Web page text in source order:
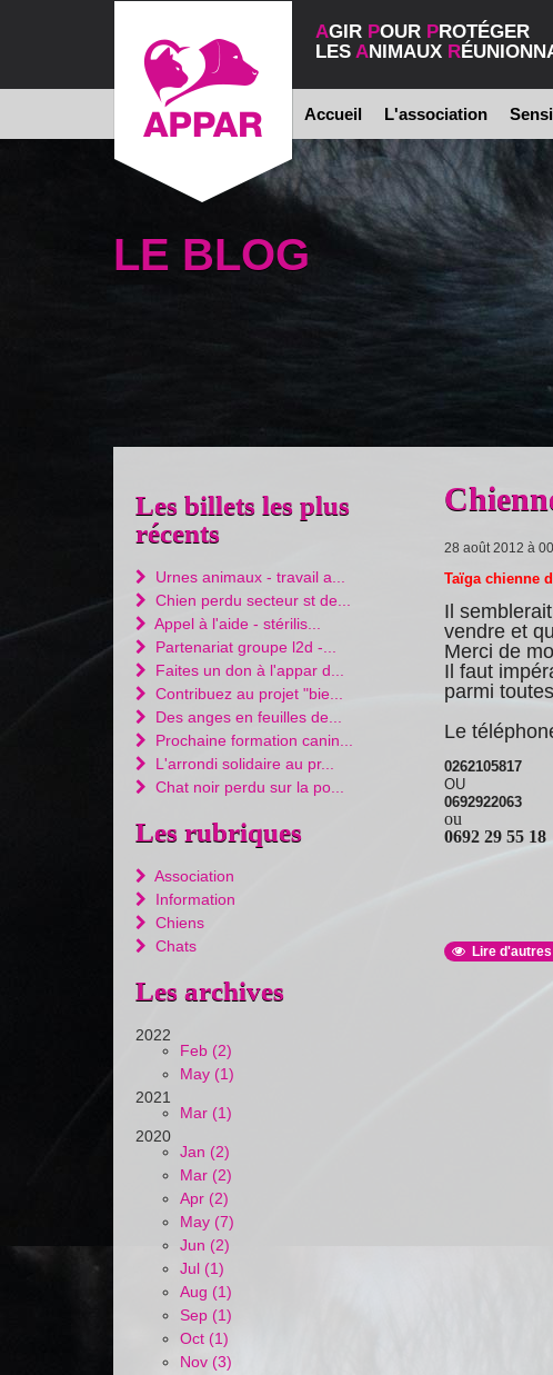
AGIR POUR PROTÉGER
LES ANIMAUX R
Accueil L'association
LE BLOG
Les billets les plus
récents
Urnes animaux - travail a...
Chien perdu secteur st de...
Appel à l'aide - stérilis...
Partenariat groupe l2d -...
Faites un don à l'appar d...
Contribuez au projet "bie...
Des anges en feuilles de...
Prochaine formation canin...
L'arrondi solidaire au pr...
Chat noir perdu sur la po...
Les rubriques
Association
Information
Chiens
Chats
Les archives
2022
Feb (2)
May (1)
2021
Mar (1)
2020
Jan (2)
Mar (2)
Apr (2)
May (7)
Jun (2)
Jul (1)
Aug (1)
Sep (1)
Oct (1)
Nov (3)
28 août 2012 à
Taïga chienne
Il
vendre et
Merci de
Il faut
parmi
Le
0262105817
OU
0692922063
ou
0692 29 55 18
Lire